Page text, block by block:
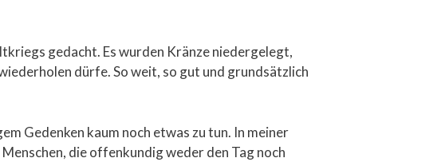
gedacht. Es wurden Kränze niedergelegt,
dürfe. So weit, so gut und grundsätzlich
Gedenken kaum noch etwas zu tun. In meiner
die offenkundig weder den Tag noch